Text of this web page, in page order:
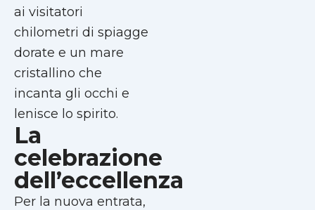
ai visitatori
chilometri di spiagge
dorate e un mare
cristallino che
incanta gli occhi e
lenisce lo spirito.
La
celebrazione
dell’eccellenza
Per la nuova entrata,